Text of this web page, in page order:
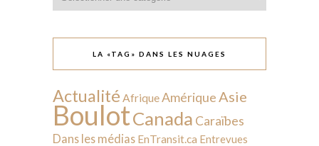
LA «TAG» DANS LES NUAGES
Actualité AfriqueAmérique Asie
BoulotCanada Caraïbes
Dans les médias EnTransit.ca Entrevues